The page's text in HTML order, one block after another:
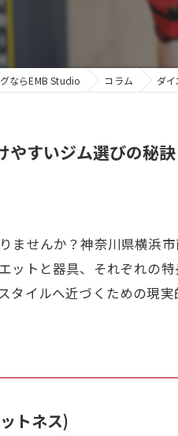
ならEMB Studio コラム ダ
やすいジム選びの秘訣
せんか？神奈川県横浜
トと器具、それぞれの
イルへ近づくための現
トネス)